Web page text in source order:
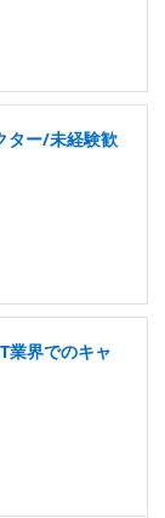
ター/未経験歓
業界でのキャ